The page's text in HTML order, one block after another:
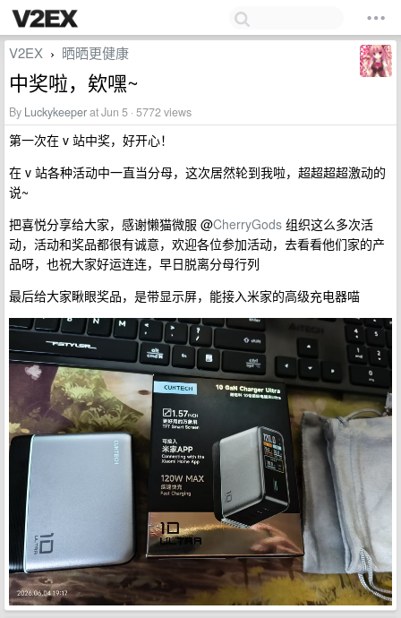
V2EX › 晒晒更健康
中奖啦，欸嘿~
By Luckykeeperat Jun 5 · 5772 views
第一次在 v 站中奖，好开心！
在 v 站各种活动中一直当分母，这次居然轮到我啦，超超超超激动的
说~
把喜悦分享给大家，感谢懒猫微服 @CherryGods 组织这么多次活
动，活动和奖品都很有诚意，欢迎各位参加活动，去看看他们家的产
品呀，也祝大家好运连连，早日脱离分母行列
最后给大家瞅眼奖品，是带显示屏，能接入米家的高级充电器喵